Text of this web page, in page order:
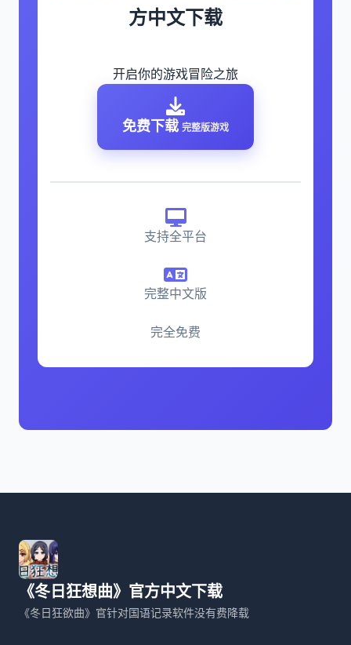
方中文下载
开启你的游戏冒险之旅
免费下载 完整版游戏
支持全平台
完整中文版
完全免费
《冬日狂想曲》官方中文下载
《冬日狂欲曲》官针对国语记录软件没有费降载